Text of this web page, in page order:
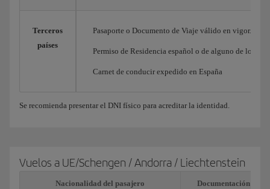
Terceros
países
Pasaporte o Documento de Viaje válido en vigor.
Permiso de Residencia español o de alguno de los
Carnet de conducir expedido en España
Se recomienda presentar el DNI físico para acreditar la identidad.
Vuelos a UE/Schengen / Andorra / Liechtenstein
Nacionalidad del pasajero Documentación